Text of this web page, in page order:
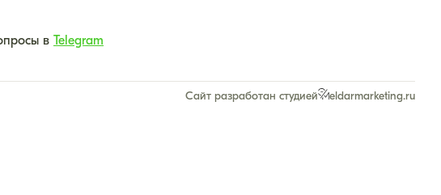
в Telegram
Сайт разработан студией eldarmarketing.ru